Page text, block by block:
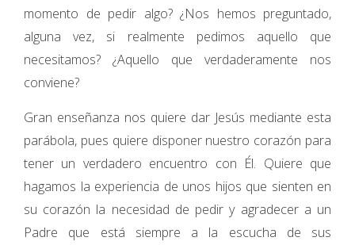
momento de pedir algo? ¿Nos hemos preguntado,
alguna vez, si realmente pedimos aquello que
necesitamos? ¿Aquello que verdaderamente nos
conviene?
Gran enseñanza nos quiere dar Jesús mediante esta
parábola, pues quiere disponer nuestro corazón para
tener un verdadero encuentro con Él. Quiere que
hagamos la experiencia de unos hijos que sienten en
su corazón la necesidad de pedir y agradecer a un
Padre que está siempre a la escucha de sus